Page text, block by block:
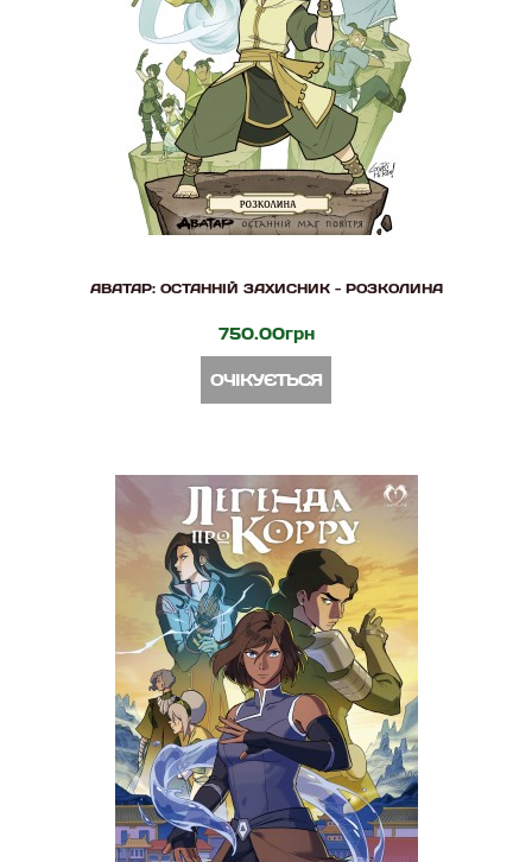
АВАТАР: ОСТАННІЙ ЗАХИСНИК - РОЗКОЛИНА
750.00грн
ОЧІКУЄТЬСЯ